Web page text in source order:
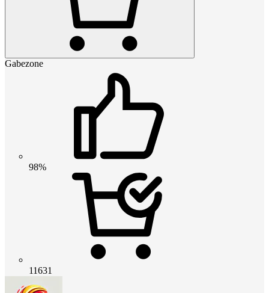
Gabezone
98%
11631